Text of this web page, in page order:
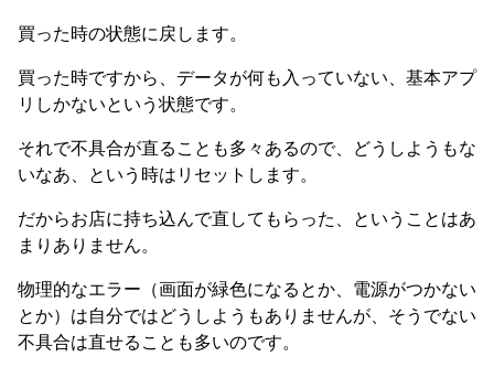
買った時の状態に戻します。
買った時ですから、データが何も入っていない、基本アプ
リしかないという状態です。
それで不具合が直ることも多々あるので、どうしようもな
いなあ、という時はリセットします。
だからお店に持ち込んで直してもらった、ということはあ
まりありません。
物理的なエラー（画面が緑色になるとか、電源がつかない
とか）は自分ではどうしようもありませんが、そうでない
不具合は直せることも多いのです。